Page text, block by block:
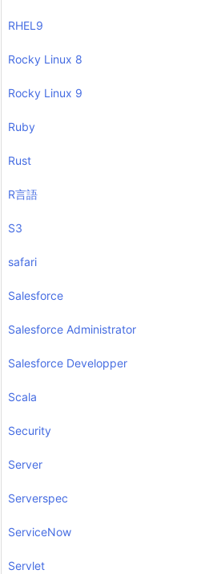
RHEL9
Rocky Linux 8
Rocky Linux 9
Ruby
Rust
R言語
S3
safari
Salesforce
Salesforce Administrator
Salesforce Developper
Scala
Security
Server
Serverspec
ServiceNow
Servlet